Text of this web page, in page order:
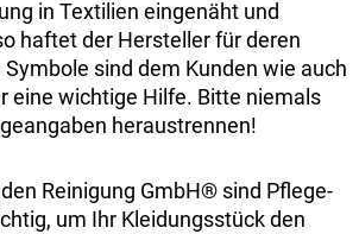
in Textilien eingenäht und
haftet der Hersteller für deren
Symbole sind dem Kunden wie auch
eine wichtige Hilfe. Bitte niemals
heraustrennen!
Reinigung GmbH® sind Pflege-
um Ihr Kleidungsstück den